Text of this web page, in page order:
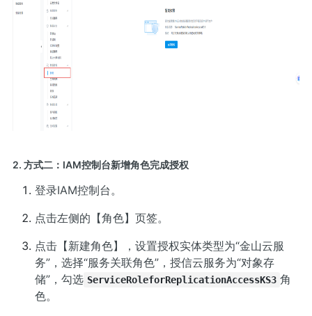
2. 方式二：IAM控制台新增角色完成授权
登录IAM控制台。
点击左侧的【角色】页签。
点击【新建角色】，设置授权实体类型为“金山云服
务”，选择“服务关联角色”，授信云服务为“对象存
储”，勾选 ServiceRoleforReplicationAccessKS3 角
色。